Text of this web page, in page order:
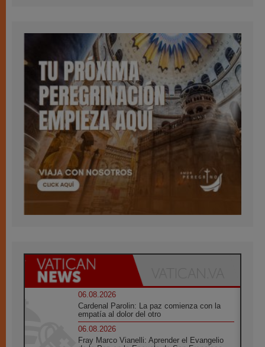
06.08.2026
Cardenal Parolin: La paz comienza con la
empatía al dolor del otro
06.08.2026
Fray Marco Vianelli: Aprender el Evangelio